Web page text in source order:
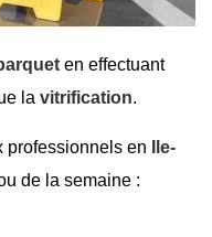
en effectuant
la vitrification.
professionnels en
Ile-
de la semaine :